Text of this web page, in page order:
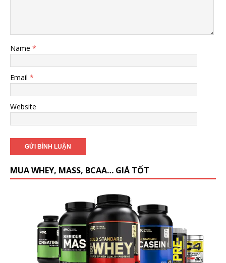
Name *
Email *
Website
MUA WHEY, MASS, BCAA… GIÁ TỐT